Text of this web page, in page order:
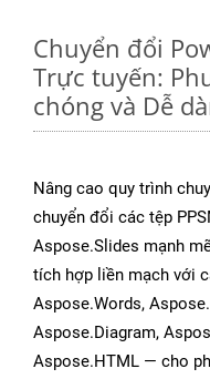
Chuyển đổi
Trực tuyến:
chóng và Dễ
Nâng cao quy trình
chuyển đổi các tệp
Aspose.Slides mạnh
tích hợp liền mạch với
Aspose.Words,
Aspose.Diagram,
Aspose.HTML — cho